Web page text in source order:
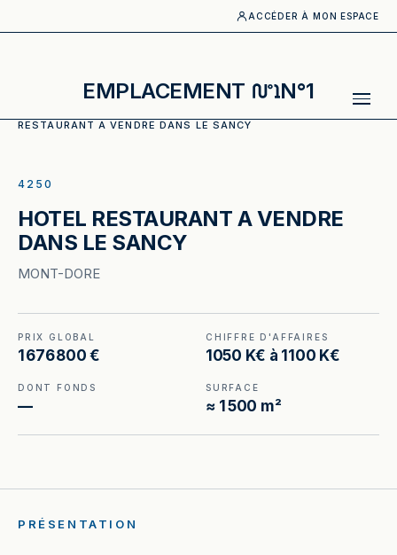
ACCÉDER À MON ESPACE
EMPLACEMENT N°1
RESTAURANT A VENDRE DANS LE SANCY
4250
HOTEL RESTAURANT A VENDRE
DANS LE SANCY
MONT-DORE
PRIX GLOBAL
1 676 800 €
CHIFFRE D'AFFAIRES
1050 K€ à 1100 K€
DONT FONDS
—
SURFACE
≈ 1 500 m²
PRÉSENTATION